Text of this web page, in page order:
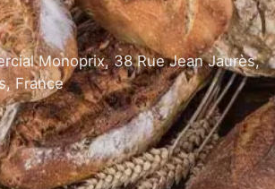
Monoprix, 38 Rue Jean Jaurès,
France